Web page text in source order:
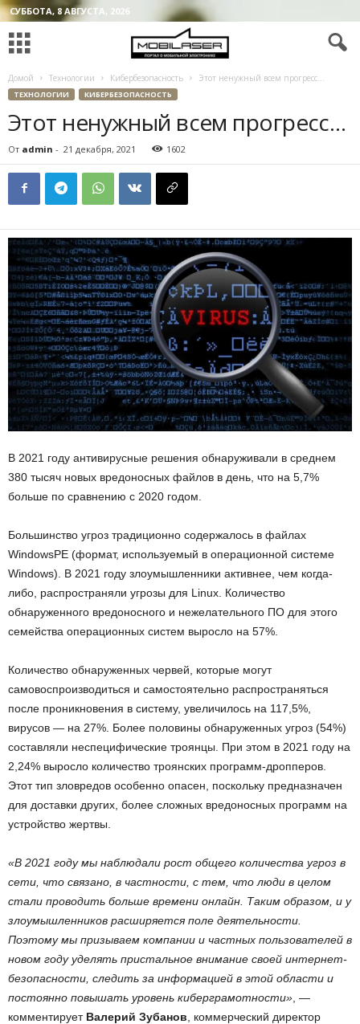
СУББОТА, 8 АВГУСТА, 2026
Домой Технологии Кибербезопасность Этот ненужный всем прогресс…
ТЕХНОЛОГИИ КИБЕРБЕЗОПАСНОСТЬ
Этот ненужный всем прогресс…
От admin - 21 декабря, 2021 1602
В 2021 году антивирусные решения обнаруживали в среднем
380 тысяч новых вредоносных файлов в день, что на 5,7%
больше по сравнению с 2020 годом.
Большинство угроз традиционно содержалось в файлах
WindowsPE (формат, используемый в операционной системе
Windows). В 2021 году злоумышленники активнее, чем когда-
либо, распространяли угрозы для Linux. Количество
обнаруженного вредоносного и нежелательного ПО для этого
семейства операционных систем выросло на 57%.
Количество обнаруженных червей, которые могут
самовоспроизводиться и самостоятельно распространяться
после проникновения в систему, увеличилось на 117,5%,
вирусов — на 27%. Более половины обнаруженных угроз (54%)
составляли неспецифические троянцы. При этом в 2021 году на
2,24% выросло количество троянских программ-дропперов.
Этот тип зловредов особенно опасен, поскольку предназначен
для доставки других, более сложных вредоносных программ на
устройство жертвы.
«В 2021 году мы наблюдали рост общего количества угроз в
сети, что связано, в частности, с тем, что люди в целом
стали проводить больше времени онлайн. Таким образом, и у
злоумышленников расширяется поле деятельности.
Поэтому мы призываем компании и частных пользователей в
новом году уделять пристальное внимание своей интернет-
безопасности, следить за информацией в этой области и
постоянно повышать уровень киберграмотности» , —
комментирует Валерий Зубанов , коммерческий директор